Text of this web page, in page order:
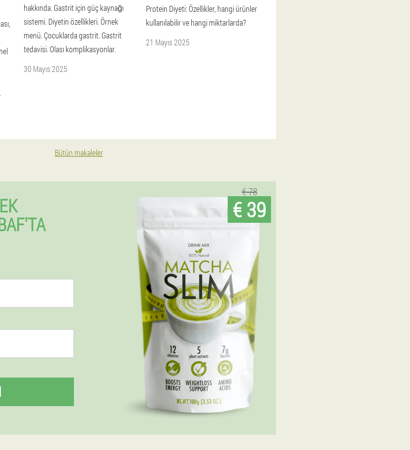
hakkında. Gastrit için güç kaynağı
sistemi. Diyetin özellikleri. Örnek
menü. Çocuklarda gastrit. Gastrit
tedavisi. Olası komplikasyonlar.
30 Mayıs 2025
Protein Diyeti: Özellikler, hangi ürünler
kullanılabilir ve hangi miktarlarda?
21 Mayıs 2025
Bütün makaleler
€ 78
€ 39